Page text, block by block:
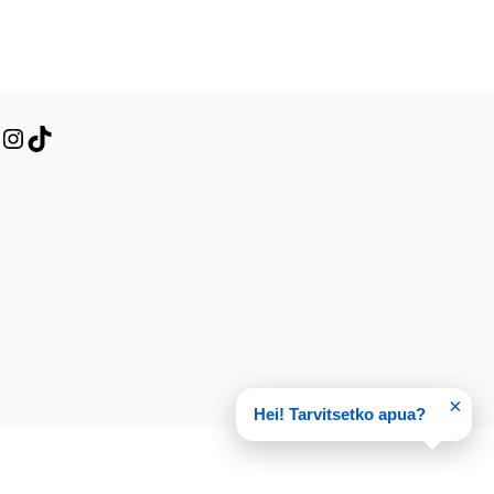
Hei! Tarvitsetko apua? ×